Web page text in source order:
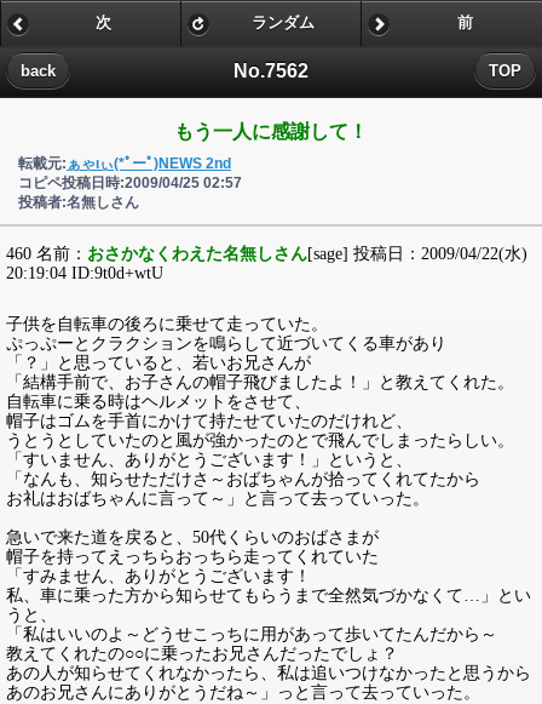
No.7562
back TOP
次 ランダム 前
もう一人に感謝して！
転載元: ぁゃιぃ(*ﾟーﾟ)NEWS 2nd
コピペ投稿日時:2009/04/25 02:57
投稿者:名無しさん
460 名前： おさかなくわえた名無しさん[sage] 投稿日：2009/04/22(水)
20:19:04 ID:9t0d+wtU
子供を自転車の後ろに乗せて走っていた。
ぷっぷーとクラクションを鳴らして近づいてくる車があり
「？」と思っていると、若いお兄さんが
「結構手前で、お子さんの帽子飛びましたよ！」と教えてくれた。
自転車に乗る時はヘルメットをさせて、
帽子はゴムを手首にかけて持たせていたのだけれど、
うとうとしていたのと風が強かったのとで飛んでしまったらしい。
「すいません、ありがとうございます！」というと、
「なんも、知らせただけさ～おばちゃんが拾ってくれてたから
お礼はおばちゃんに言って～」と言って去っていった。
急いで来た道を戻ると、50代くらいのおばさまが
帽子を持ってえっちらおっちら走ってくれていた
「すみません、ありがとうございます！
私、車に乗った方から知らせてもらうまで全然気づかなくて…」とい
うと、
「私はいいのよ～どうせこっちに用があって歩いてたんだから～
教えてくれたの○○に乗ったお兄さんだったでしょ？
あの人が知らせてくれなかったら、私は追いつけなかったと思うから
あのお兄さんにありがとうだね～」っと言って去っていった。